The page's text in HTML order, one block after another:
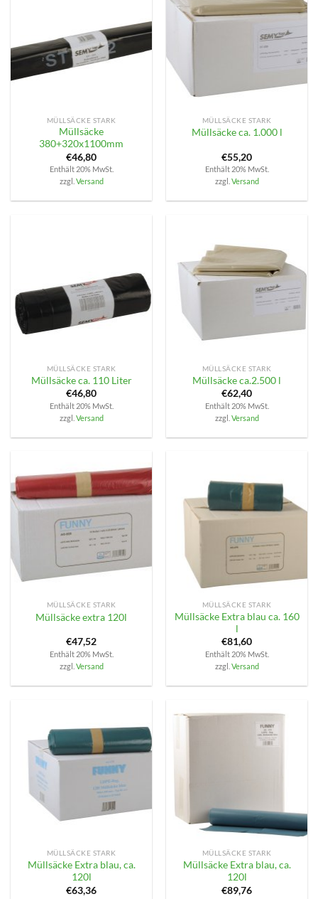
MÜLLSÄCKE STARK
Müllsäcke
380+320x1100mm
€46,80
Enthält 20% MwSt.
zzgl. Versand
MÜLLSÄCKE STARK
Müllsäcke ca. 1.000 l
€55,20
Enthält 20% MwSt.
zzgl. Versand
MÜLLSÄCKE STARK
Müllsäcke ca. 110 Liter
€46,80
Enthält 20% MwSt.
zzgl. Versand
MÜLLSÄCKE STARK
Müllsäcke ca.2.500 l
€62,40
Enthält 20% MwSt.
zzgl. Versand
MÜLLSÄCKE STARK
Müllsäcke extra 120l
€47,52
Enthält 20% MwSt.
zzgl. Versand
MÜLLSÄCKE STARK
Müllsäcke Extra blau ca. 160
l
€81,60
Enthält 20% MwSt.
zzgl. Versand
MÜLLSÄCKE STARK
Müllsäcke Extra blau, ca.
120l
€63,36
MÜLLSÄCKE STARK
Müllsäcke Extra blau, ca.
120l
€89,76